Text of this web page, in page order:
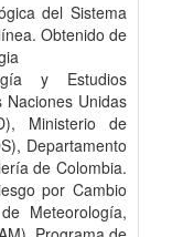
del Sistema
Obtenido de
y Estudios
Naciones Unidas
Ministerio de
Departamento
de Colombia.
por Cambio
Meteorología,